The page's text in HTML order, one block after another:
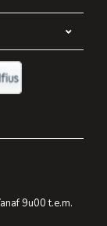
9u00 t.e.m.